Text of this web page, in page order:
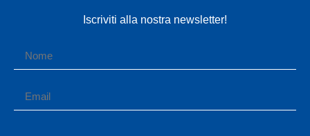
Iscriviti alla nostra newsletter!